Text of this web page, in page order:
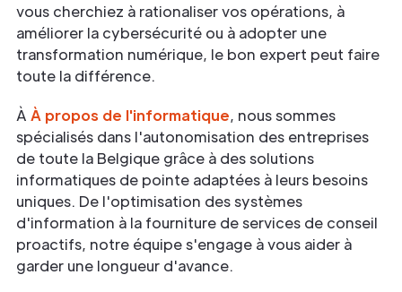
vous cherchiez à rationaliser vos opérations, à
améliorer la cybersécurité ou à adopter une
transformation numérique, le bon expert peut faire
toute la différence.
À À propos de l'informatique, nous sommes
spécialisés dans l'autonomisation des entreprises
de toute la Belgique grâce à des solutions
informatiques de pointe adaptées à leurs besoins
uniques. De l'optimisation des systèmes
d'information à la fourniture de services de conseil
proactifs, notre équipe s'engage à vous aider à
garder une longueur d'avance.